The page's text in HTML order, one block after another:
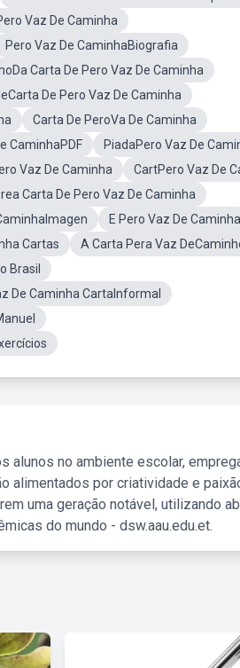
Vaz De Caminha
Pero Vaz De CaminhaBiografia
Carta De Pero Vaz De Caminha
De Pero Vaz De Caminha
Carta De PeroVa De Caminha
CaminhaPDF
PiadaPero Vaz De
Vaz De Caminha
CartPero Vaz De
Carta De Pero Vaz De Caminha
E Pero Vaz De Caminha
Cartas
A Carta Pera Vaz
Brasil
De Caminha CartaInformal
alunos no ambiente escolar,
alimentados por criatividade e
uma geração notável, utilizando
do mundo - dsw.aau.edu.et.